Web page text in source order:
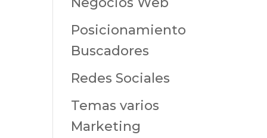
Posicionamiento
Buscadores
Redes Sociales
Temas varios
Marketing